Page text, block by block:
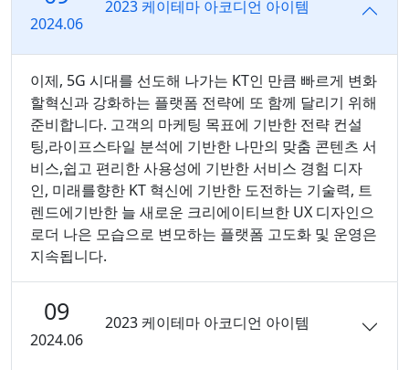
2024.06
2023 케이테마 아코디언 아이템
이제, 5G 시대를 선도해 나가는 KT인 만큼 빠르게 변화
할혁신과 강화하는 플랫폼 전략에 또 함께 달리기 위해
준비합니다. 고객의 마케팅 목표에 기반한 전략 컨설
팅,라이프스타일 분석에 기반한 나만의 맞춤 콘텐츠 서
비스,쉽고 편리한 사용성에 기반한 서비스 경험 디자
인, 미래를향한 KT 혁신에 기반한 도전하는 기술력, 트
렌드에기반한 늘 새로운 크리에이티브한 UX 디자인으
로더 나은 모습으로 변모하는 플랫폼 고도화 및 운영은
지속됩니다.
09
2024.06
2023 케이테마 아코디언 아이템